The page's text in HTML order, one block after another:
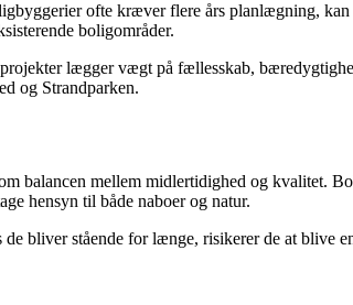
ofte kræver flere års planlægning,
boligområder.
lægger vægt på fællesskab,
og Strandparken.
balancen mellem midlertidighed og kvalitet.
hensyn til både naboer og natur.
bliver stående for længe, risikerer de at blive